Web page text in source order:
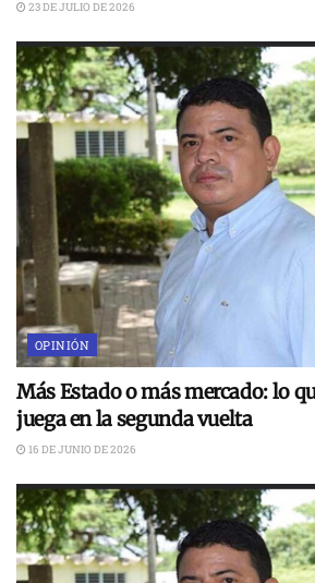
23 DE JULIO DE 2026
OPINIÓN
Más Estado o más mercado: lo
juega en la segunda vuelta
16 DE JUNIO DE 2026